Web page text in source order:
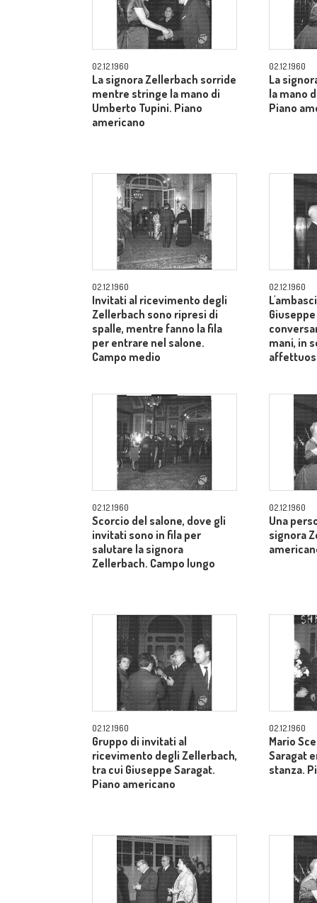
02.12.1960
La signora Zellerbach sorride
mentre stringe la mano di
Umberto Tupini. Piano
americano
02.12.1960
La
la mano
Piano
02.12.1960
Invitati al ricevimento degli
Zellerbach sono ripresi di
spalle, mentre fanno la fila
per entrare nel salone.
Campo medio
02.12.1960
mani, in
02.12.1960
Scorcio del salone, dove gli
invitati sono in fila per
salutare la signora
Zellerbach. Campo lungo
02.12.1960
Una
signora
02.12.1960
Gruppo di invitati al
ricevimento degli Zellerbach,
tra cui Giuseppe Saragat.
Piano americano
02.12.1960
Mario
Saragat
stanza.